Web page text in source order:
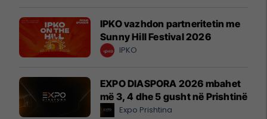
IPKO vazhdon partneritetin me
Sunny Hill Festival 2026
IPKO
EXPO DIASPORA 2026 mbahet
më 3, 4 dhe 5 gusht në Prishtinë
Expo Prishtina